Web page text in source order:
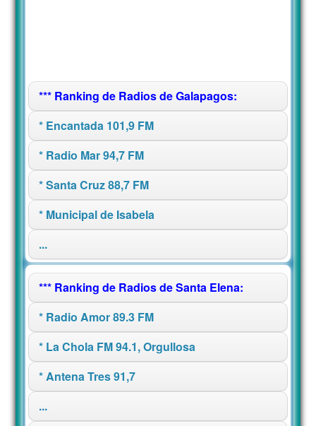
*** Ranking de Radios de Galapagos:
* Encantada 101,9 FM
* Radio Mar 94,7 FM
* Santa Cruz 88,7 FM
* Municipal de Isabela
...
*** Ranking de Radios de Santa Elena:
* Radio Amor 89.3 FM
* La Chola FM 94.1, Orgullosa
* Antena Tres 91,7
...